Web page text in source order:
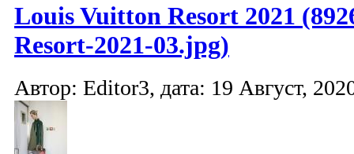
Louis Vuitton Resort 2021
Resort-2021-03.jpg)
Автор: Editor3, дата: 19 Август,